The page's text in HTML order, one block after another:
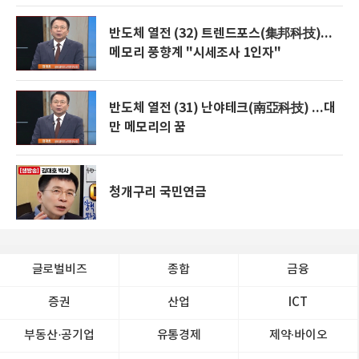
반도체 열전 (32) 트렌드포스(集邦科技)...
메모리 풍향계 "시세조사 1인자"
반도체 열전 (31) 난야테크(南亞科技) ...대
만 메모리의 꿈
청개구리 국민연금
글로벌비즈 종합 금융
증권 산업 ICT
부동산·공기업 유통경제 제약∙바이오